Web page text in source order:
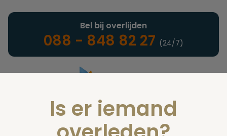
Landelijke uitvaartonderneming
Bel bij overlijden
088 - 848 82 27 (24/7)
Is er iemand